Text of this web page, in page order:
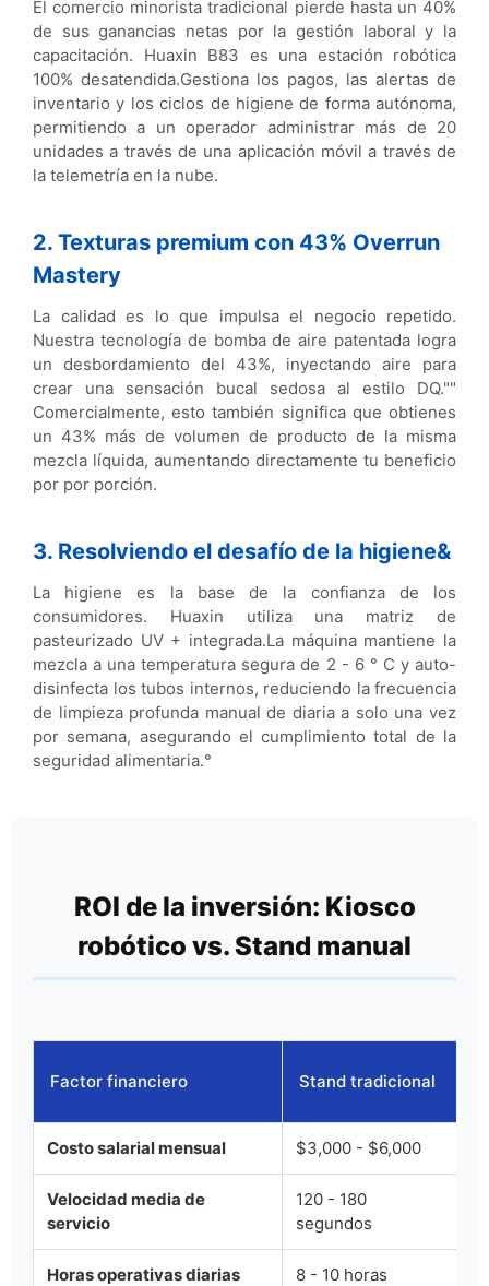
El comercio minorista tradicional pierde hasta un 40%
de sus ganancias netas por la gestión laboral y la
capacitación. Huaxin B83 es una estación robótica
100% desatendida.Gestiona los pagos, las alertas de
inventario y los ciclos de higiene de forma autónoma,
permitiendo a un operador administrar más de 20
unidades a través de una aplicación móvil a través de
la telemetría en la nube.
2. Texturas premium con 43% Overrun
Mastery
La calidad es lo que impulsa el negocio repetido.
Nuestra tecnología de bomba de aire patentada logra
un desbordamiento del 43%, inyectando aire para
crear una sensación bucal sedosa al estilo DQ.""
Comercialmente, esto también significa que obtienes
un 43% más de volumen de producto de la misma
mezcla líquida, aumentando directamente tu beneficio
por por porción.
3. Resolviendo el desafío de la higiene&
La higiene es la base de la confianza de los
consumidores. Huaxin utiliza una matriz de
pasteurizado UV + integrada.La máquina mantiene la
mezcla a una temperatura segura de 2 - 6 ° C y auto-
disinfecta los tubos internos, reduciendo la frecuencia
de limpieza profunda manual de diaria a solo una vez
por semana, asegurando el cumplimiento total de la
seguridad alimentaria.°
ROI de la inversión: Kiosco
robótico vs. Stand manual
Factor financiero Stand tradicional
Costo salarial mensual $3,000 - $6,000
Velocidad media de
servicio
120 - 180
segundos
Horas operativas diarias 8 - 10 horas